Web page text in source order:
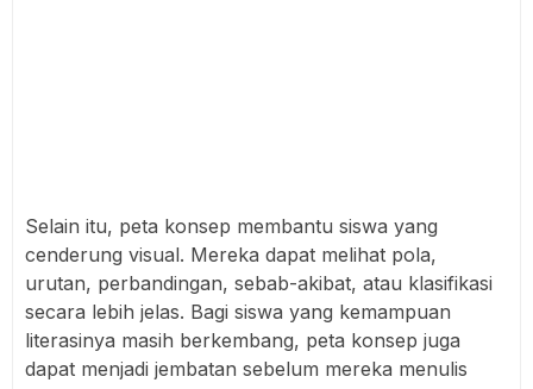
Selain itu, peta konsep membantu siswa yang
cenderung visual. Mereka dapat melihat pola,
urutan, perbandingan, sebab-akibat, atau klasifikasi
secara lebih jelas. Bagi siswa yang kemampuan
literasinya masih berkembang, peta konsep juga
dapat menjadi jembatan sebelum mereka menulis